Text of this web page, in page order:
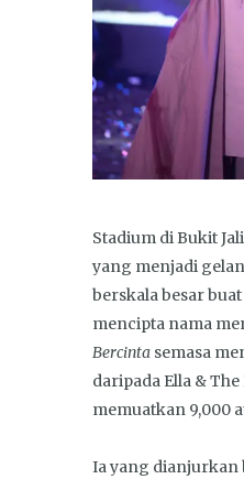
Stadium di Bukit
yang menjadi
berskala besar
mencipta nama
Bercinta semasa
daripada Ella & The
memuatkan 9,000
Ia yang dianjurkan